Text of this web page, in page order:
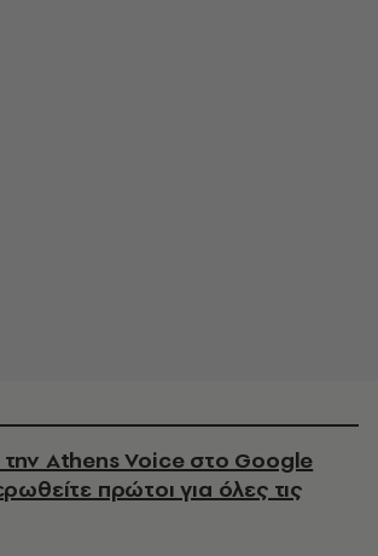
Athens Voice στο Google
πρώτοι για όλες τις